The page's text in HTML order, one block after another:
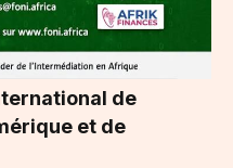
de
et de